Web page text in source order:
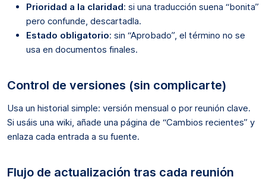
Prioridad a la claridad: si una traducción suena “bonita”
pero confunde, descartadla.
Estado obligatorio: sin “Aprobado”, el término no se
usa en documentos finales.
Control de versiones (sin complicarte)
Usa un historial simple: versión mensual o por reunión clave.
Si usáis una wiki, añade una página de “Cambios recientes” y
enlaza cada entrada a su fuente.
Flujo de actualización tras cada reunión